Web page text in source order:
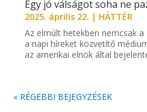
Egy jó válságot soha ne
2025. április 22. | HÁTTÉR
Az elmúlt hetekben nemcsak
a napi híreket közvetítő
az amerikai elnök által
« RÉGEBBI BEJEGYZÉSEK